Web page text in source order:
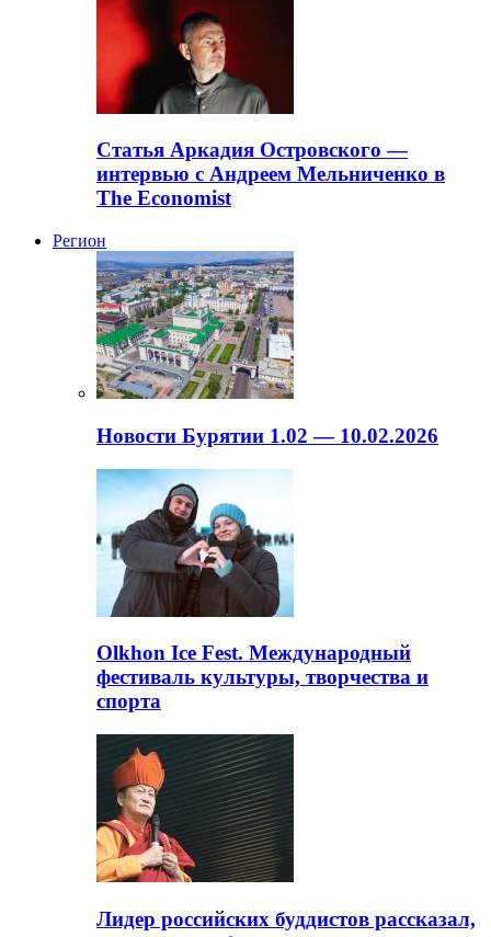
Статья Аркадия Островского —
интервью с Андреем Мельниченко в
The Economist
Регион
Новости Бурятии 1.02 — 10.02.2026
Olkhon Ice Fest. Международный
фестиваль культуры, творчества и
спорта
Лидер российских буддистов рассказал,